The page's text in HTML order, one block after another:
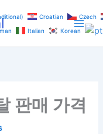
판매 가격
Croatian
Czech
Italian Korean